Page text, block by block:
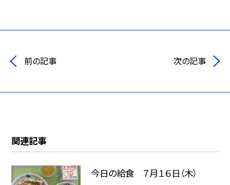
前の記事 次の記事
関連記事
今日の給食 ７月１６日（木）